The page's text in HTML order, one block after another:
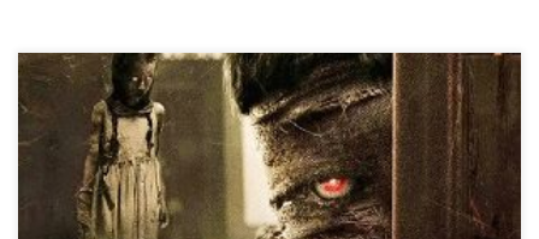
Muchas veces escuchamos en nuestra jornada diaria cosas como:
¿Sabéis lo que le sucedió a Jorge? ¡Qué fuerte! ¡Quién lo diría tan
joven! ó ¿Te has enterado lo que hizo María?, ¿pero en que estaría
pensando? ¡Esta tía estará loca, yo jamás lo haría! y nos quedamos